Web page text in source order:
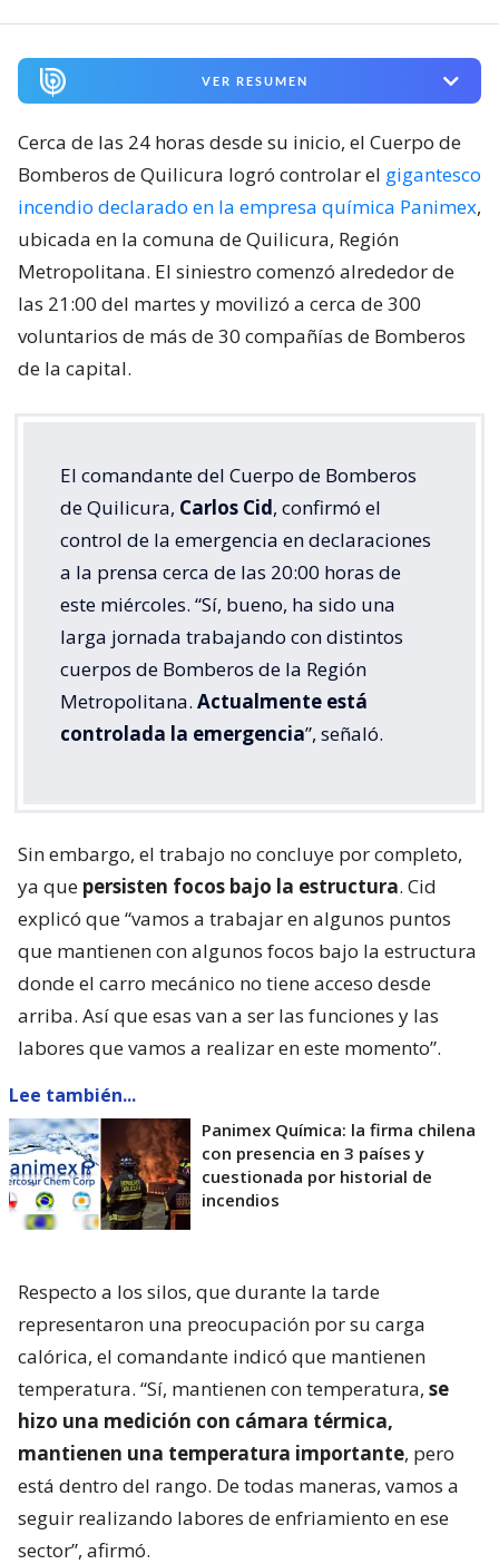
VER RESUMEN
Cerca de las 24 horas desde su inicio, el Cuerpo de
Bomberos de Quilicura logró controlar el gigantesco
incendio declarado en la empresa química Panimex,
ubicada en la comuna de Quilicura, Región
Metropolitana. El siniestro comenzó alrededor de
las 21:00 del martes y movilizó a cerca de 300
voluntarios de más de 30 compañías de Bomberos
de la capital.
El comandante del Cuerpo de Bomberos
de Quilicura, Carlos Cid, confirmó el
control de la emergencia en declaraciones
a la prensa cerca de las 20:00 horas de
este miércoles. “Sí, bueno, ha sido una
larga jornada trabajando con distintos
cuerpos de Bomberos de la Región
Metropolitana. Actualmente está
controlada la emergencia”, señaló.
Sin embargo, el trabajo no concluye por completo,
ya que persisten focos bajo la estructura. Cid
explicó que “vamos a trabajar en algunos puntos
que mantienen con algunos focos bajo la estructura
donde el carro mecánico no tiene acceso desde
arriba. Así que esas van a ser las funciones y las
labores que vamos a realizar en este momento”.
Lee también...
Panimex Química: la firma chilena
con presencia en 3 países y
cuestionada por historial de
incendios
Respecto a los silos, que durante la tarde
representaron una preocupación por su carga
calórica, el comandante indicó que mantienen
temperatura. “Sí, mantienen con temperatura, se
hizo una medición con cámara térmica,
mantienen una temperatura importante, pero
está dentro del rango. De todas maneras, vamos a
seguir realizando labores de enfriamiento en ese
sector”, afirmó.